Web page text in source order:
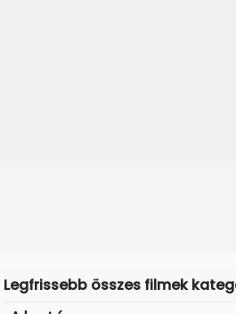
Legfrissebb összes filmek